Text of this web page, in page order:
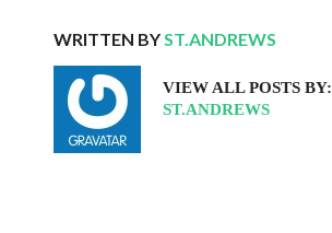
WRITTEN BYST.ANDREWS
VIEW ALL POSTS BY:
ST.ANDREWS